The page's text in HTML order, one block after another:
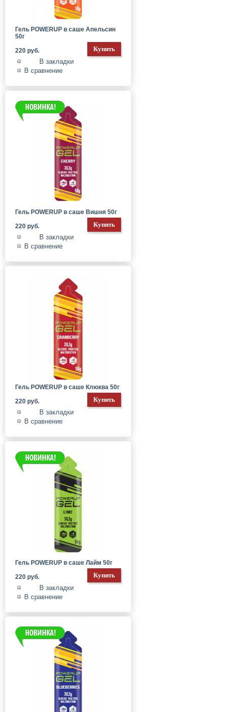
Гель POWERUP в саше Апельсин
50г
220 руб.
В закладки
В сравнение
Гель POWERUP в саше Вишня 50г
220 руб.
В закладки
В сравнение
Гель POWERUP в саше Клюква 50г
220 руб.
В закладки
В сравнение
Гель POWERUP в саше Лайм 50г
220 руб.
В закладки
В сравнение